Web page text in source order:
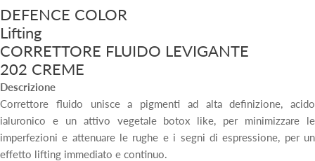
DEFENCE COLOR
Lifting
CORRETTORE FLUIDO LEVIGANTE
202 CREME
Descrizione
Correttore fluido unisce a pigmenti ad alta definizione, acido
ialuronico e un attivo vegetale botox like, per minimizzare le
imperfezioni e attenuare le rughe e i segni di espressione, per un
effetto lifting immediato e continuo.